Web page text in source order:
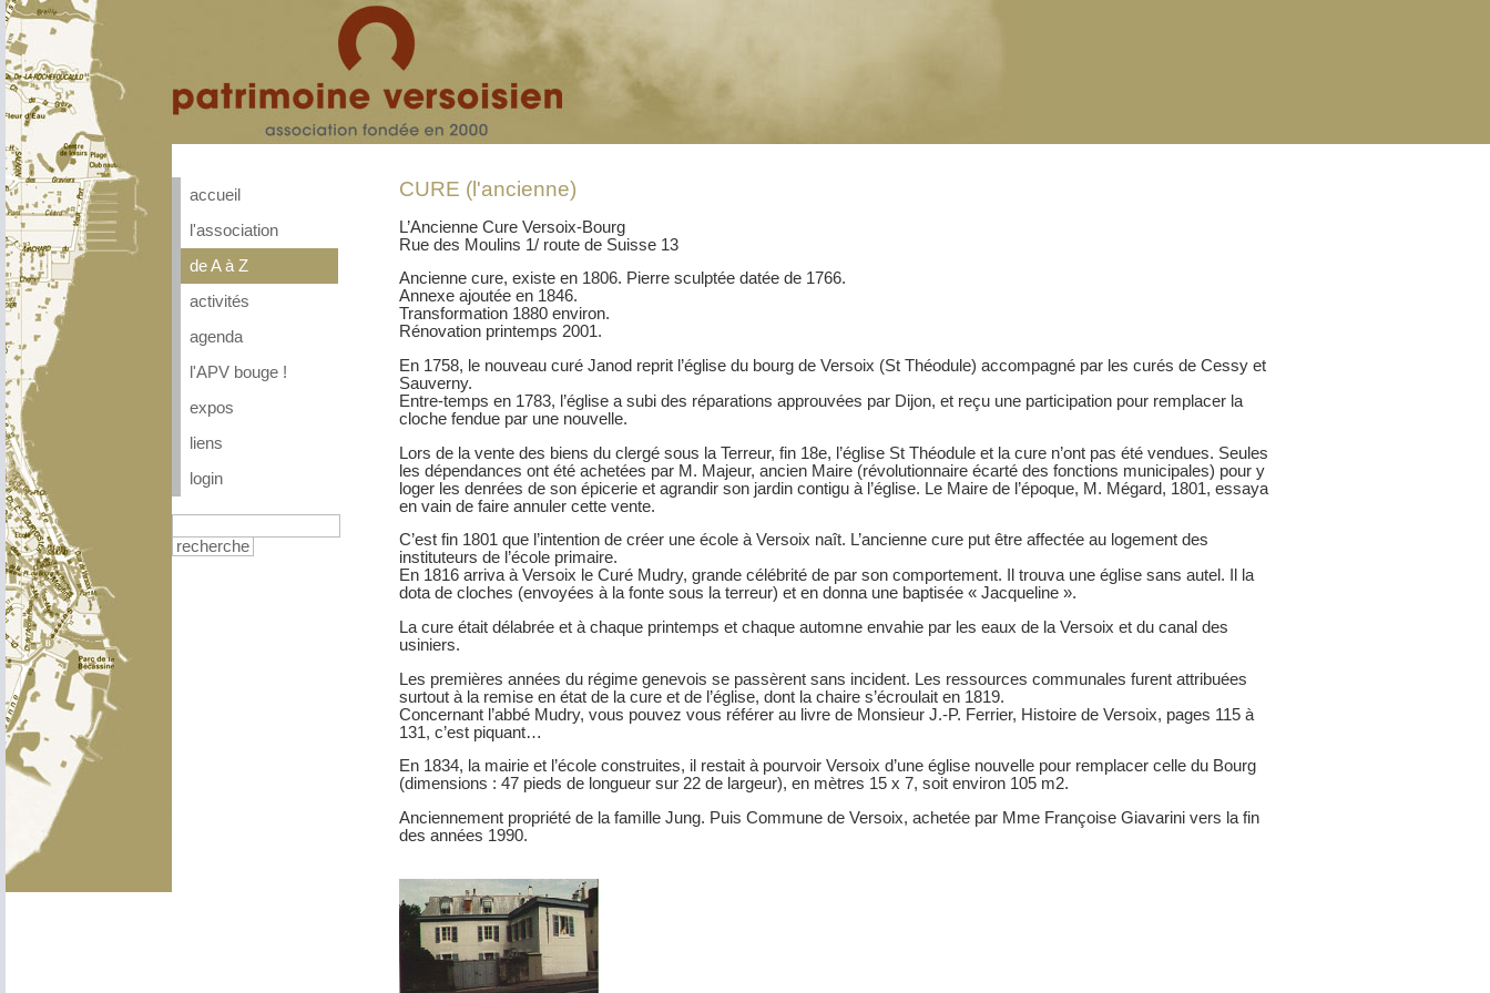
accueil
l'association
de A à Z
activités
agenda
l'APV bouge !
expos
liens
login
recherche
CURE (l'ancienne)
L’Ancienne Cure Versoix-Bourg
Rue des Moulins 1/ route de Suisse 13
Ancienne cure, existe en 1806. Pierre sculptée datée de 1766.
Annexe ajoutée en 1846.
Transformation 1880 environ.
Rénovation printemps 2001.
En 1758, le nouveau curé Janod reprit l’église du bourg de Versoix (St Théodule) accompagné par les curés de Cessy et
Sauverny.
Entre-temps en 1783, l’église a subi des réparations approuvées par Dijon, et reçu une participation pour remplacer la
cloche fendue par une nouvelle.
Lors de la vente des biens du clergé sous la Terreur, fin 18e, l’église St Théodule et la cure n’ont pas été vendues. Seules
les dépendances ont été achetées par M. Majeur, ancien Maire (révolutionnaire écarté des fonctions municipales) pour y
loger les denrées de son épicerie et agrandir son jardin contigu à l’église. Le Maire de l’époque, M. Mégard, 1801, essaya
en vain de faire annuler cette vente.
C’est fin 1801 que l’intention de créer une école à Versoix naît. L’ancienne cure put être affectée au logement des
instituteurs de l’école primaire.
En 1816 arriva à Versoix le Curé Mudry, grande célébrité de par son comportement. Il trouva une église sans autel. Il la
dota de cloches (envoyées à la fonte sous la terreur) et en donna une baptisée « Jacqueline ».
La cure était délabrée et à chaque printemps et chaque automne envahie par les eaux de la Versoix et du canal des
usiniers.
Les premières années du régime genevois se passèrent sans incident. Les ressources communales furent attribuées
surtout à la remise en état de la cure et de l’église, dont la chaire s’écroulait en 1819.
Concernant l’abbé Mudry, vous pouvez vous référer au livre de Monsieur J.-P. Ferrier, Histoire de Versoix, pages 115 à
131, c’est piquant…
En 1834, la mairie et l’école construites, il restait à pourvoir Versoix d’une église nouvelle pour remplacer celle du Bourg
(dimensions : 47 pieds de longueur sur 22 de largeur), en mètres 15 x 7, soit environ 105 m2.
Anciennement propriété de la famille Jung. Puis Commune de Versoix, achetée par Mme Françoise Giavarini vers la fin
des années 1990.